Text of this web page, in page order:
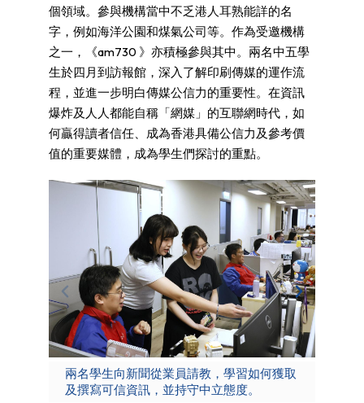
個領域。參與機構當中不乏港人耳熟能詳的名
字，例如海洋公園和煤氣公司等。作為受邀機構
之一，《am730 》亦積極參與其中。兩名中五學
生於四月到訪報館，深入了解印刷傳媒的運作流
程，並進一步明白傳媒公信力的重要性。在資訊
爆炸及人人都能自稱「網媒」的互聯網時代，如
何贏得讀者信任、成為香港具備公信力及參考價
值的重要媒體，成為學生們探討的重點。
兩名學生向新聞從業員請教，學習如何獲取
及撰寫可信資訊，並持守中立態度。